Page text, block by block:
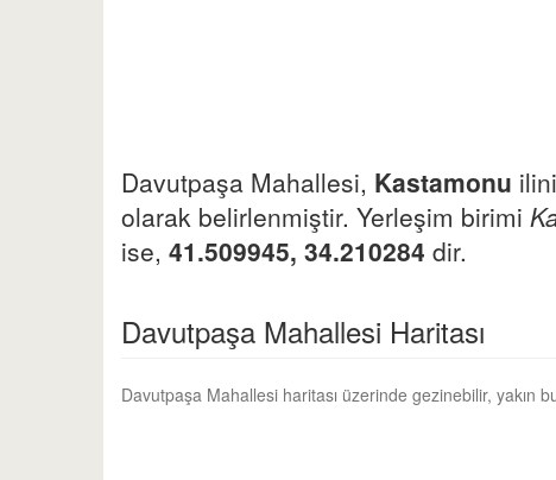
Davutpaşa Mahallesi, Kastamonu
olarak belirlenmiştir. Yerleşim birimi
ise, 41.509945, 34.210284 dir.
Davutpaşa Mahallesi Haritası
Davutpaşa Mahallesi haritası üzerinde gezinebilir, yakın